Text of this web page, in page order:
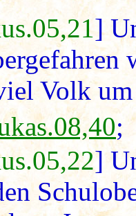
]
Volk
;
]